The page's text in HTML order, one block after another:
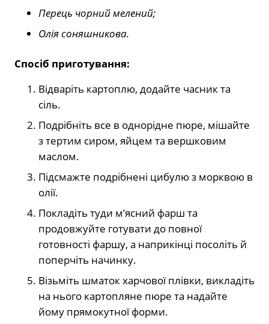
Перець чорний мелений;
Олія соняшникова.
Спосіб приготування:
Відваріть картоплю, додайте часник та
сіль.
Подрібніть все в однорідне пюре, мішайте
з тертим сиром, яйцем та вершковим
маслом.
Підсмажте подрібнені цибулю з морквою в
олії.
Покладіть туди м’ясний фарш та
продовжуйте готувати до повної
готовності фаршу, а наприкінці посоліть й
поперчіть начинку.
Візьміть шматок харчової плівки, викладіть
на нього картопляне пюре та надайте
йому прямокутної форми.